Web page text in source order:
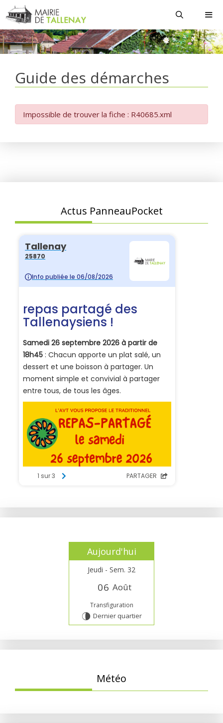
Aller
au
contenu
Guide des démarches
Impossible de trouver la fiche : R40685.xml
Actus PanneauPocket
Aujourd'hui
Jeudi - Sem. 32
06 Août
Transfiguration
U Dernier quartier
Météo